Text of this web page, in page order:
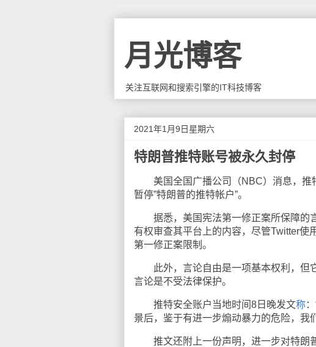
月光博客
关注互联网和搜索引擎的IT科技博客
2021年1月9日星期六
特朗普推特账号被永久封停
美国全国广播公司（NBC）消息，推特
暂停”特朗普的推特帐户”。
据悉，美国宪法第一修正案所保障的
有权审查其平台上的内容，尽管Twitter使
第一修正案限制。
此外，言论自由是一项基本权利，但
言论是不受法律保护。
推特安全账户当地时间8日晚发文称
景后，鉴于有进一步煽动暴力的危险，我
推文还附上一份声明，进一步对特朗